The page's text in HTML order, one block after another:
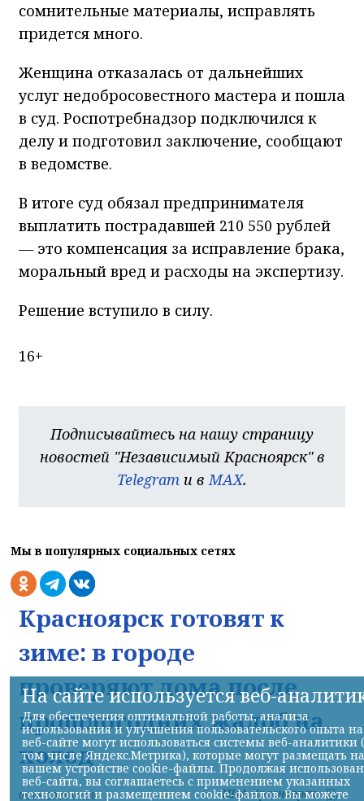
сомнительные материалы, исправлять
придется много.
Женщина отказалась от дальнейших
услуг недобросовестного мастера и пошла
в суд. Роспотребнадзор подключился к
делу и подготовил заключение, сообщают
в ведомстве.
В итоге суд обязал предпринимателя
выплатить пострадавшей 210 550 рублей
— это компенсация за исправление брака,
моральный вред и расходы на экспертизу.
Решение вступило в силу.
16+
Подписывайтесь на нашу страницу
новостей "Независимый Красноярск" в
Telegram и вMAX.
Мы в популярных социальных сетях
Красноярск готовят к
зиме: в городе
проверяют дома после
прошлогодних жалоб на
холод
06.08.2026 09:36 НИА-Красноярск
На сайте используется веб-
Для обеспечения оптимальной работы, анализа
использования и улучшения пользовательского опыта на
веб-сайте могут использоваться системы веб-аналитики
том числе Яндекс.Метрика), которые могут размещать на
вашем устройстве cookie-файлы. Продолжая
веб-сайта, вы соглашаетесь с применением указанных
технологий и размещением cookie-файлов. Вы можете